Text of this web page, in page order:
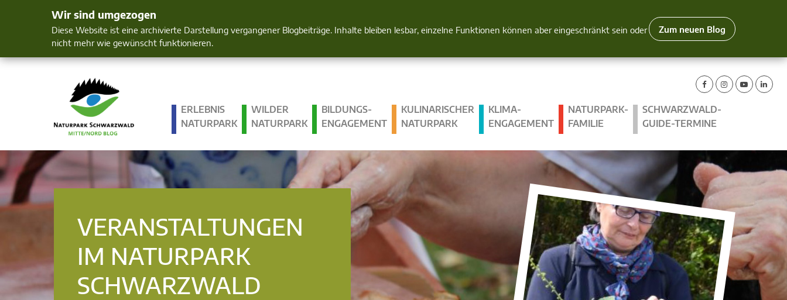
Wir sind umgezogen
Diese Website ist eine archivierte Darstellung vergangener Blogbeiträge. Inhalte bleiben lesbar, einzelne Funktionen können aber eingeschränkt sein oder
nicht mehr wie gewünscht funktionieren.
Zum neuen Blog
Mensch und Natur im Blick
ERLEBNIS
NATURPARK
WILDER
NATURPARK
BILDUNGS­
ENGAGEMENT
KULINARISCHER
NATURPARK
KLIMA­
ENGAGEMENT
NATURPARK-
FAMILIE
SCHWARZWALD-
GUIDE-TERMINE
VERANSTALTUNGEN
IM NATURPARK
SCHWARZWALD